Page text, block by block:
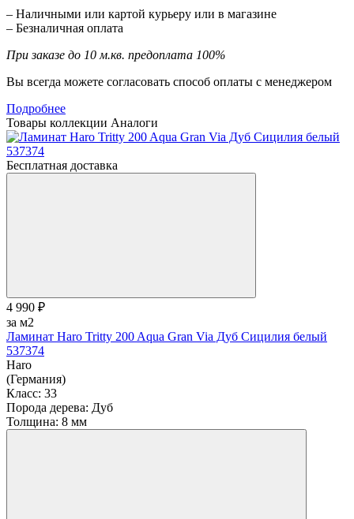
– Наличными или картой курьеру или в магазине
– Безналичная оплата
При заказе до 10 м.кв. предоплата 100%
Вы всегда можете согласовать способ оплаты с менеджером
Подробнее
Товары коллекции Аналоги
Бесплатная доставка
4 990 ₽
за м2
Ламинат Haro Tritty 200 Aqua Gran Via Дуб Сицилия белый
537374
Haro
(Германия)
Класс: 33
Порода дерева: Дуб
Толщина: 8 мм